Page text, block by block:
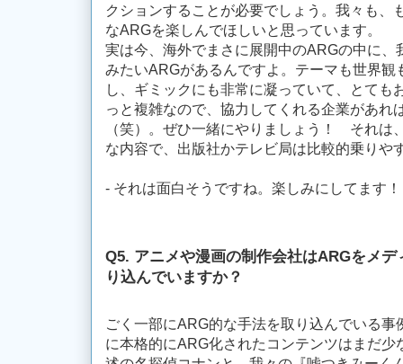
クションすることが必要でしょう。我々も、
なARGを楽しんでほしいと思っています。
実は今、海外でまさに展開中のARGの中に、
みたいARGがあるんですよ。テーマも世界観
し、ギミックにも非常に凝っていて、とて
っと複雑なので、協力してくれる企業があれ
（笑）。ぜひ一緒にやりましょう！ それは
な内容で、出版社かテレビ局は比較的乗りや
- それは面白そうですね。楽しみにしてます！
Q5. アニメや漫画の制作会社はARGをメ
り込んでいますか？
ごく一部にARG的な手法を取り込んでいる
に本格的にARG化されたコンテンツはまだ少